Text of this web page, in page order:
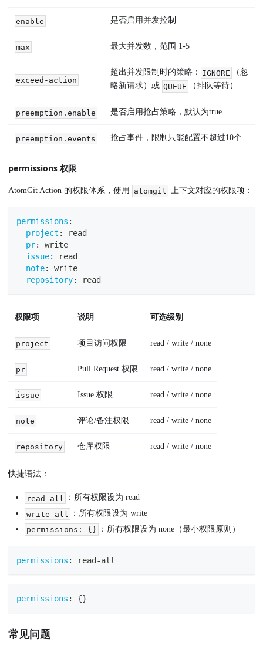
enable 是否启用并发控制
max 最大并发数，范围 1-5
exceed-action
超出并发限制时的策略： IGNORE
（忽
略新请求）或 QUEUE （排队等待）
preemption.enable 是否启用抢占策略，默认为true
preemption.events 抢占事件，限制只能配置不超过10个
permissions 权限
AtomGit Action 的权限体系，使用 atomgit 上下文对应的权限项：
permissions :
project :
read
pr:
write
issue:
read
note:
write
repository: read
权限项 说明 可选级别
project 项目访问权限 read / write / none
pr Pull Request 权限 read / write / none
issue Issue 权限 read / write / none
note 评论/备注权限 read / write / none
repository 仓库权限 read / write / none
快捷语法：
read-all
：所有权限设为 read
write-all
：所有权限设为 write
permissions: {}
：所有权限设为 none（最小权限原则）
permissions : read -all
permissions : {}
常见问题